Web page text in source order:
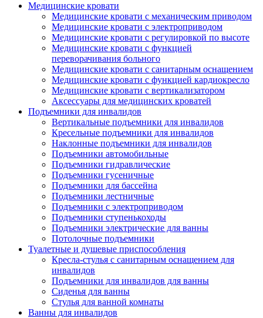
Медицинские кровати
Медицинские кровати с механическим приводом
Медицинские кровати с электроприводом
Медицинские кровати с регулировкой по высоте
Медицинские кровати с функцией
переворачивания больного
Медицинские кровати с санитарным оснащением
Медицинские кровати с функцией кардиокресло
Медицинские кровати с вертикализатором
Аксессуары для медицинских кроватей
Подъемники для инвалидов
Вертикальные подъемники для инвалидов
Кресельные подъемники для инвалидов
Наклонные подъемники для инвалидов
Подъемники автомобильные
Подъемники гидравлические
Подъемники гусеничные
Подъемники для бассейна
Подъемники лестничные
Подъемники с электроприводом
Подъемники ступенькоходы
Подъемники электрические для ванны
Потолочные подъемники
Туалетные и душевые приспособления
Кресла-стулья с санитарным оснащением для
инвалидов
Подъемники для инвалидов для ванны
Сиденья для ванны
Стулья для ванной комнаты
Ванны для инвалидов